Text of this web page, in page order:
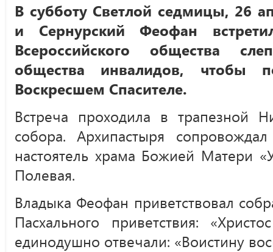
В субботу Светлой седмицы, 26
и Сернурский Феофан
Всероссийского общества
общества инвалидов, чтобы
Воскресшем Спасителе.
Встреча проходила в трапезной
собора. Архипастыря
настоятель храма Божией Матери
Полевая.
Владыка Феофан приветствовал
Пасхального приветствия:
единодушно отвечали: «Воистину